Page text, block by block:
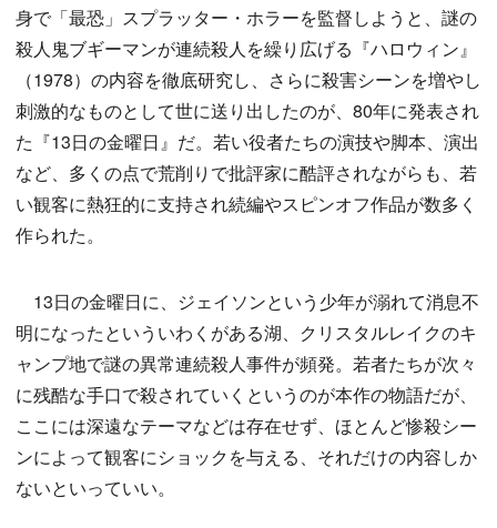
身で「最恐」スプラッター・ホラーを監督しようと、謎の
殺人鬼ブギーマンが連続殺人を繰り広げる『ハロウィン』
（1978）の内容を徹底研究し、さらに殺害シーンを増やし
刺激的なものとして世に送り出したのが、80年に発表され
た『13日の金曜日』だ。若い役者たちの演技や脚本、演出
など、多くの点で荒削りで批評家に酷評されながらも、若
い観客に熱狂的に支持され続編やスピンオフ作品が数多く
作られた。
13日の金曜日に、ジェイソンという少年が溺れて消息不
明になったといういわくがある湖、クリスタルレイクのキ
ャンプ地で謎の異常連続殺人事件が頻発。若者たちが次々
に残酷な手口で殺されていくというのが本作の物語だが、
ここには深遠なテーマなどは存在せず、ほとんど惨殺シー
ンによって観客にショックを与える、それだけの内容しか
ないといっていい。